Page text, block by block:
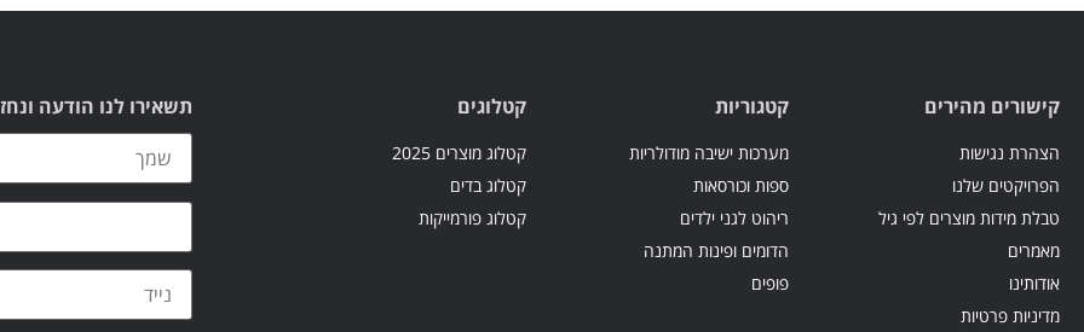
קישורים מהירים
הצהרת נגישות
הפרויקטים שלנו
טבלת מידות מוצרים לפי גיל
מאמרים
אודותינו
מדיניות פרטיות
קטגוריות
מערכות ישיבה מודולריות
ספות וכורסאות
ריהוט לגני ילדים
הדומים ופינות המתנה
פופים
קטלוגים
קטלוג מוצרים 2025
קטלוג בדים
קטלוג פורמייקות
תשאירו לנו הודעה